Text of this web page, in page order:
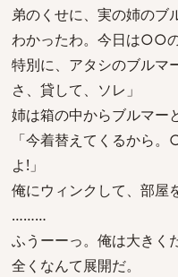
弟のくせに、実の姉のブ
わかったわ。今日は○○の
特別に、アタシのブルマ
さ、貸して、ソレ」
姉は箱の中からブルマー
「今着替えてくるから
よ!」
俺にウィンクして、部屋
………
ふうーーっ。俺は大きく
全くなんて展開だ。